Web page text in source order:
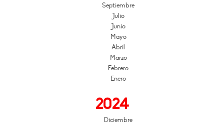
Septiembre
Julio
Junio
Mayo
Abril
Marzo
Febrero
Enero
2024
Diciembre